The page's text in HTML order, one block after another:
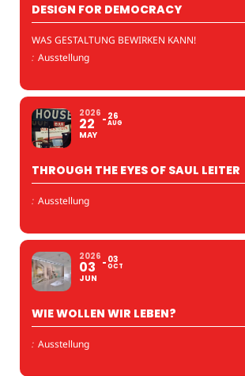
DESIGN FOR DEMOCRACY
WAS GESTALTUNG BEWIRKEN KANN!
: Ausstellung
2026
22
MAY
26
AUG
THROUGH THE EYES OF SAUL LEITER
: Ausstellung
2026
03
JUN
03
OCT
WIE WOLLEN WIR LEBEN?
: Ausstellung